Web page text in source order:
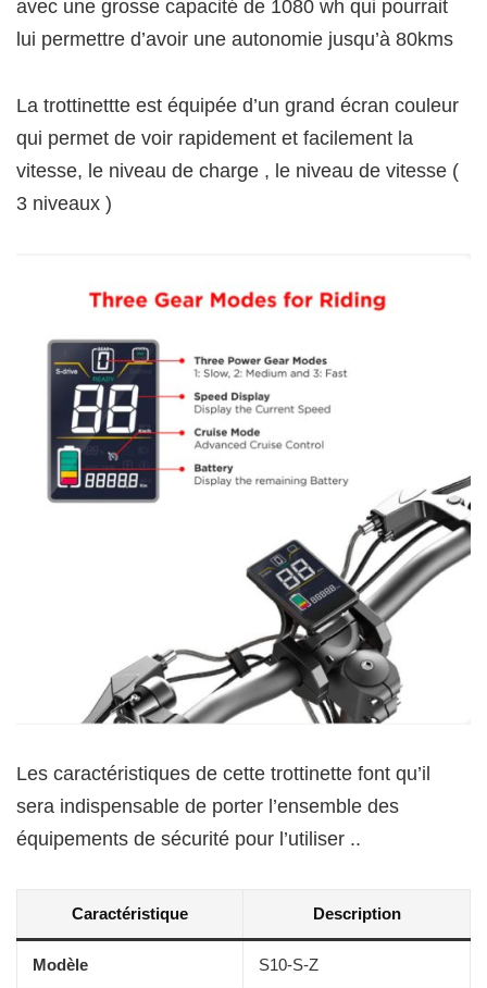
avec une grosse capacité de 1080 wh qui pourrait
lui permettre d’avoir une autonomie jusqu’à 80kms
La trottinettte est équipée d’un grand écran couleur
qui permet de voir rapidement et facilement la
vitesse, le niveau de charge , le niveau de vitesse (
3 niveaux )
Les caractéristiques de cette trottinette font qu’il
sera indispensable de porter l’ensemble des
équipements de sécurité pour l’utiliser ..
Caractéristique Description
Modèle S10-S-Z